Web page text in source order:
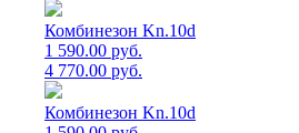
Комбинезон Kn.10d
1 590.00 руб.
4 770.00 руб.
Комбинезон Kn.10d